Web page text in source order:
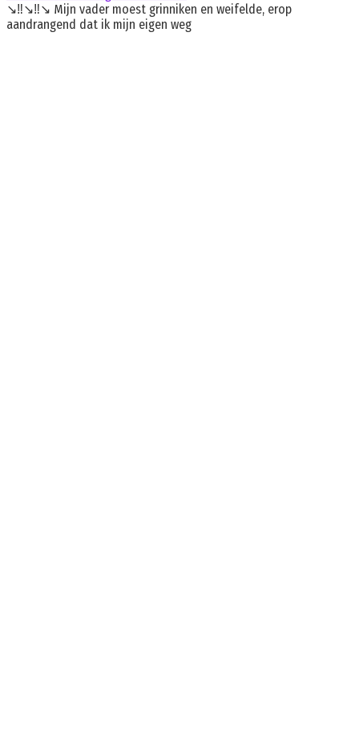
↘️‼️↘️‼️↘️ Mijn vader moest grinniken en weifelde, erop
aandrangend dat ik mijn eigen weg